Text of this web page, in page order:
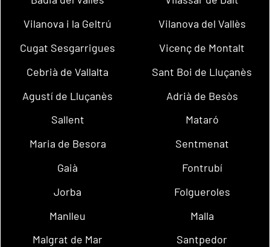
Vilanova i la Geltrú
Vilanova del Vallès
Cugat Sesgarrigues
Vicenç de Montalt
Cebrià de Vallalta
Sant Boi de Lluçanès
Agustí de Lluçanès
Adrià de Besòs
Sallent
Mataró
Maria de Besora
Sentmenat
Gaià
Fontrubí
Jorba
Folgueroles
Manlleu
Malla
Malgrat de Mar
Santpedor